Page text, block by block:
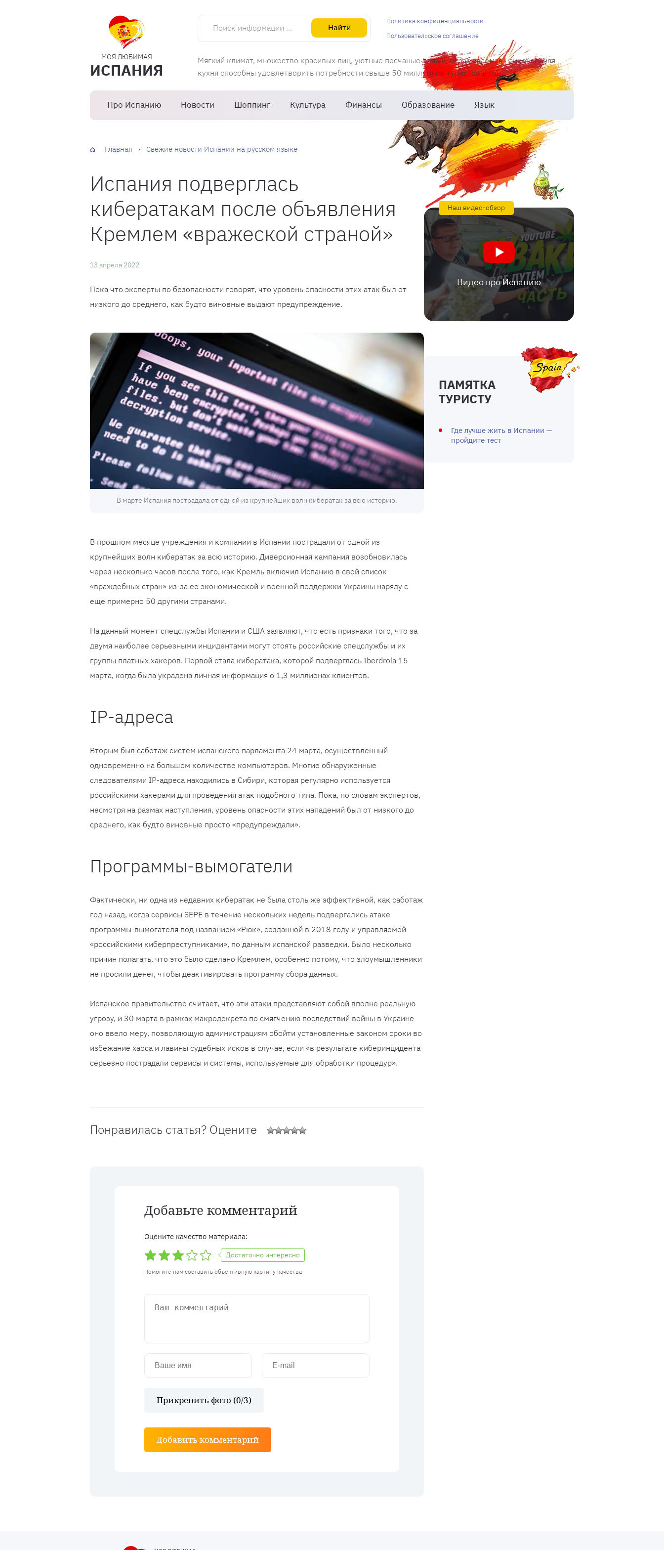
МОЯ ЛЮБИМАЯ
ИСПАНИЯ
Поиск информации об Испании
Найти
Мягкий климат, множество красивых лиц, уютные песчаные пляжи, незабываемая национальная
кухня способны удовлетворить потребности свыше 50 миллионов туристов в год.
Про Испанию Новости Шоппинг Культура Финансы Образование Язык
Политика конфиденциальности
Пользовательское соглашение
Главная Свежие новости Испании на русском языке
Испания подверглась
кибератакам после объявления
Кремлем «вражеской страной»
13 апреля 2022
Пока что эксперты по безопасности говорят, что уровень опасности этих атак был от
низкого до среднего, как будто виновные выдают предупреждение.
В марте Испания пострадала от одной из крупнейших волн кибератак за всю историю.
В прошлом месяце учреждения и компании в Испании пострадали от одной из
крупнейших волн кибератак за всю историю. Диверсионная кампания возобновилась
через несколько часов после того, как Кремль включил Испанию в свой список
«враждебных стран» из-за ее экономической и военной поддержки Украины наряду с
еще примерно 50 другими странами.
На данный момент спецслужбы Испании и США заявляют, что есть признаки того, что за
двумя наиболее серьезными инцидентами могут стоять российские спецслужбы и их
группы платных хакеров. Первой стала кибератака, которой подверглась Iberdrola 15
марта, когда была украдена личная информация о 1,3 миллионах клиентов.
IP-адреса
Вторым был саботаж систем испанского парламента 24 марта, осуществленный
одновременно на большом количестве компьютеров. Многие обнаруженные
следователями IP-адреса находились в Сибири, которая регулярно используется
российскими хакерами для проведения атак подобного типа. Пока, по словам экспертов,
несмотря на размах наступления, уровень опасности этих нападений был от низкого до
среднего, как будто виновные просто «предупреждали».
Программы-вымогатели
Фактически, ни одна из недавних кибератак не была столь же эффективной, как саботаж
год назад, когда сервисы SEPE в течение нескольких недель подвергались атаке
программы-вымогателя под названием «Рюк», созданной в 2018 году и управляемой
«российскими киберпреступниками», по данным испанской разведки. Было несколько
причин полагать, что это было сделано Кремлем, особенно потому, что злоумышленники
не просили денег, чтобы деактивировать программу сбора данных.
Испанское правительство считает, что эти атаки представляют собой вполне реальную
угрозу, и 30 марта в рамках макродекрета по смягчению последствий войны в Украине
оно ввело меру, позволяющую администрациям обойти установленные законом сроки во
избежание хаоса и лавины судебных исков в случае, если «в результате киберинцидента
серьезно пострадали сервисы и системы, используемые для обработки процедур».
Понравилась статья? Оцените
Добавьте комментарий
Оцените качество материала:
Достаточно интересно
Помогите нам составить объективную картину качества
Прикрепить фото (0/3)
Добавить комментарий
Наш видео-обзор
Видео про Испанию
ПАМЯТКА
ТУРИСТУ
Где лучше жить в Испании —
пройдите тест